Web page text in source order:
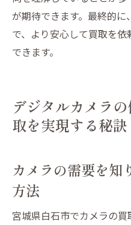
が期待できます。最終的
で、より安心して買取を
できます。
デジタルカメラ
取を実現する秘訣
カメラの需要を知
方法
宮城県白石市でカメラの